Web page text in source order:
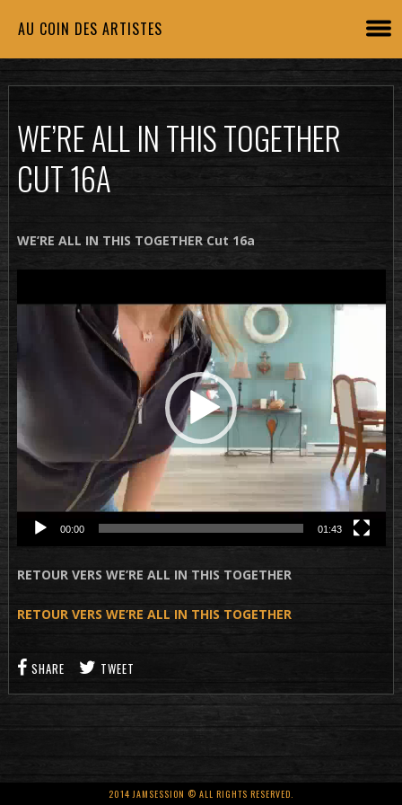
AU COIN DES ARTISTES
WE’RE ALL IN THIS TOGETHER
CUT 16A
WE’RE ALL IN THIS TOGETHER Cut 16a
vidéo
00:00 01:43
RETOUR VERS WE’RE ALL IN THIS TOGETHER
RETOUR VERS WE’RE ALL IN THIS TOGETHER
SHARE TWEET
2014 JAMSESSION © ALL RIGHTS RESERVED.